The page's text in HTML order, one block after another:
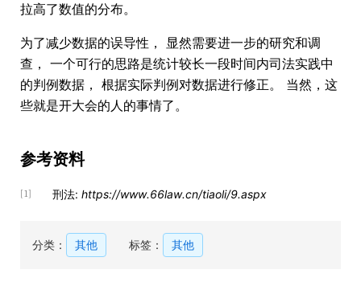
拉高了数值的分布。
为了减少数据的误导性， 显然需要进一步的研究和调
查， 一个可行的思路是统计较长一段时间内司法实践中
的判例数据， 根据实际判例对数据进行修正。 当然，这
些就是开大会的人的事情了。
参考资料
[1] 刑法: https://www.66law.cn/tiaoli/9.aspx
分类： 其他 标签： 其他